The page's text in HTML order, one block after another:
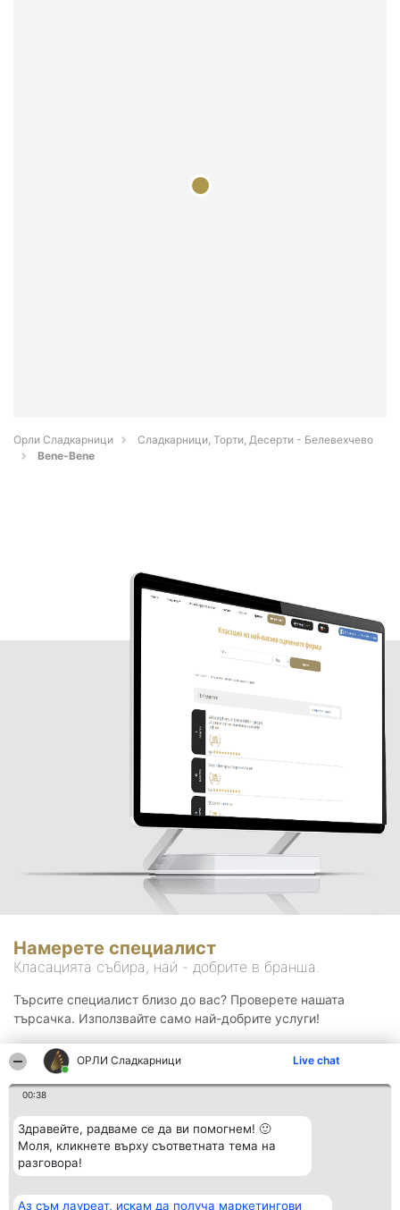
ОРЛИ Сладкарници Live chat
00:38
Здравейте, радваме се да ви помогнем! 🙂
Моля, кликнете върху съответната тема на
разговора!
Аз съм лауреат, искам да получа маркетингови
Орли Сладкарници
Сладкарници, Торти, Десерти - Белевехчево
Bene-Bene
Намерете специалист
Класацията събира, най - добрите в бранша.
Търсите специалист близо до вас? Проверете нашата
търсачка. Използвайте само най-добрите услуги!
Организатор на Класация Контакти